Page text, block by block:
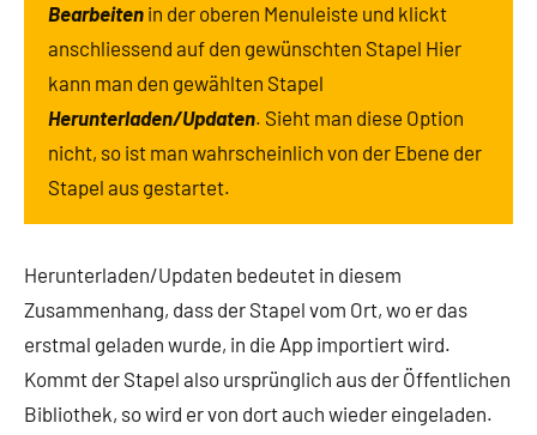
Bearbeiten in der oberen Menuleiste und klickt
anschliessend auf den gewünschten Stapel Hier
kann man den gewählten Stapel
Herunterladen/Updaten. Sieht man diese Option
nicht, so ist man wahrscheinlich von der Ebene der
Stapel aus gestartet.
Herunterladen/Updaten bedeutet in diesem
Zusammenhang, dass der Stapel vom Ort, wo er das
erstmal geladen wurde, in die App importiert wird.
Kommt der Stapel also ursprünglich aus der Öffentlichen
Bibliothek, so wird er von dort auch wieder eingeladen.